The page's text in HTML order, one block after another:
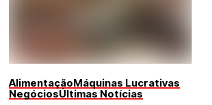
AlimentaçãoMáquinas Lucrativas
NegóciosÚltimas Notícias